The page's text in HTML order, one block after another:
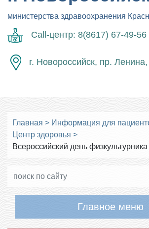
министерства здравоохранения
Call-центр: 8(8617) 67-49-56
г. Новороссийск, пр.
Главная > Информация для
Центр здоровья >
Всероссийский день физкультурника
Главное меню